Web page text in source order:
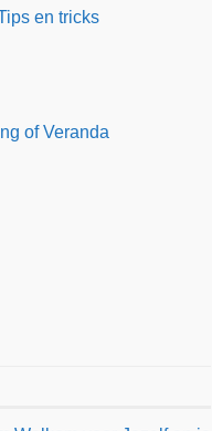
en tricks
of Veranda